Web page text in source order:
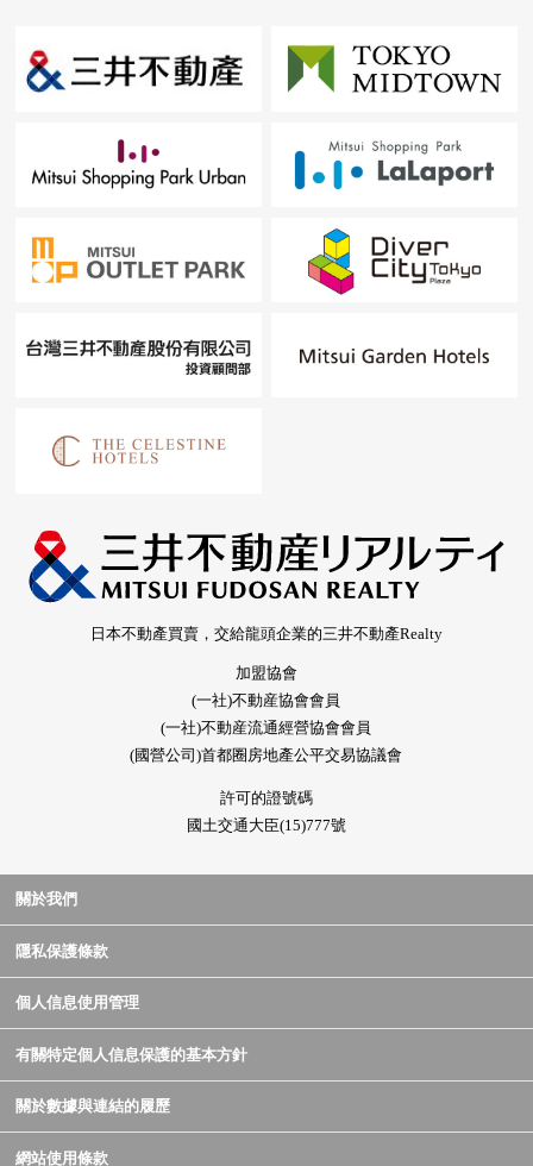
日本不動產買賣，交給龍頭企業的三井不動產Realty
加盟協會
(一社)不動産協會會員
(一社)不動産流通經營協會會員
(國營公司)首都圈房地產公平交易協議會
許可的證號碼
國土交通大臣(15)777號
關於我們
隱私保護條款
個人信息使用管理
有關特定個人信息保護的基本方針
關於數據與連結的履歷
網站使用條款